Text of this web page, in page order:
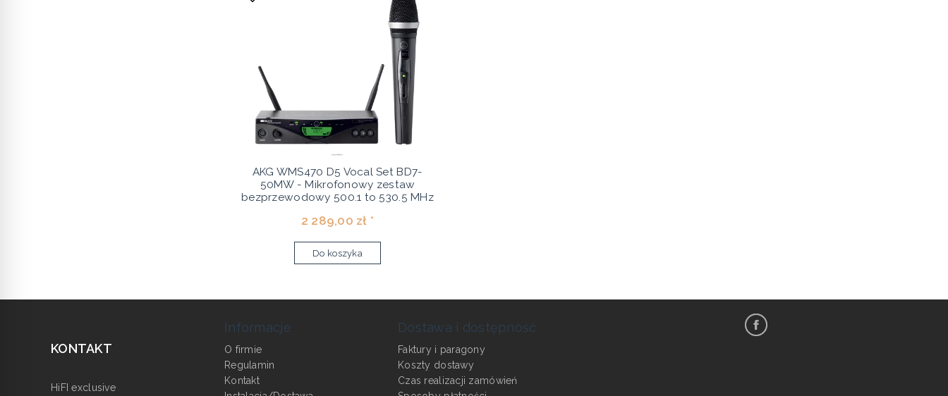
AKG WMS470 D5 Vocal Set BD7-
50MW - Mikrofonowy zestaw
bezprzewodowy 500.1 to 530.5 MHz
2 289,00 zł *
Do koszyka
KONTAKT
HiFI exclusive
Informacje
O firmie
Regulamin
Kontakt
Dostawa i dostępność
Faktury i paragony
Koszty dostawy
Czas realizacji zamówień